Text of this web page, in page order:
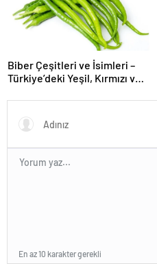
Biber Çeşitleri ve İsimleri –
Türkiye’deki Yeşil, Kırmızı ve
En az 10 karakter gerekli